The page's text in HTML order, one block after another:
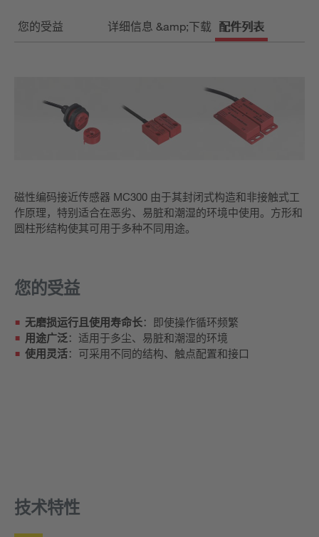
您的受益 详细信息 &amp;下载 配件列表
磁性编码接近传感器 MC300 由于其封闭式构造和非接触式工
作原理，特别适合在恶劣、易脏和潮湿的环境中使用。方形和
圆柱形结构使其可用于多种不同用途。
您的受益
无磨损运行且使用寿命长：即使操作循环频繁
用途广泛 ：适用于多尘、易脏和潮湿的环境
使用灵活：可采用不同的结构、触点配置和接口
技术特性